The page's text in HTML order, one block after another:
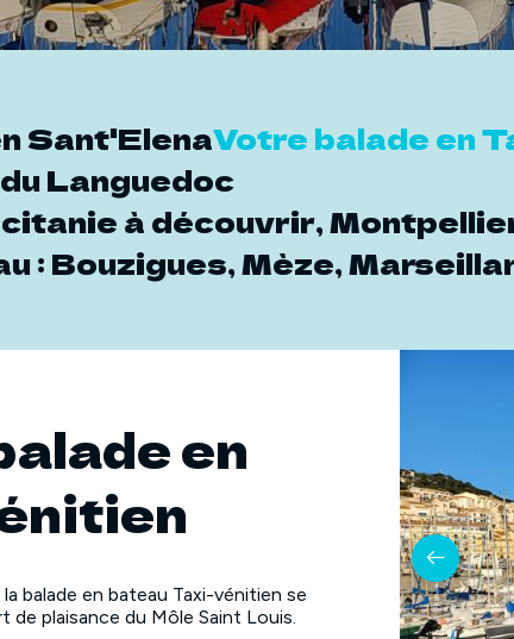
Sant'ElenaVotre balade en
Languedoc
à découvrir,
: Bouzigues, Mèze,
en
balade en bateau Taxi-vénitien se
de plaisance du Môle Saint Louis.